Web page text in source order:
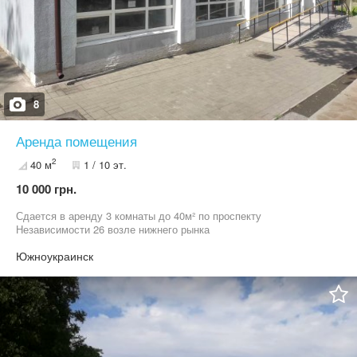
8
Аренда помещения
40 м2 1 / 10 эт.
10 000 грн.
Сдается в аренду 3 комнаты до 40м² по проспекту
Независимости 26 возле нижнего рынка
Южноукраинск